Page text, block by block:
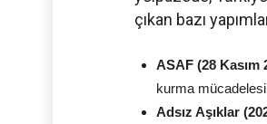
çıkan bazı
ASAF (28 Kasım
kurma
Adsız Aşıklar